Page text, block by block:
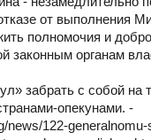
от выполнения
полномочия и
законным органам
забрать с собой на
опекунами. -
news/122-